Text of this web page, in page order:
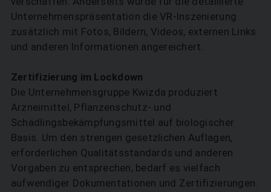
Unternehmenspräsentation die VR-Inszenierung
zusätzlich mit Fotos, Bildern, Videos, externen Links
und anderen Informationen angereichert.
Zertifizierung im Lockdown
Die Unternehmensgruppe Kwizda produziert
Arzneimittel, Pflanzenschutz- und
Schädlingsbekämpfungsmittel auf biologischer
Basis. Um den strengen gesetzlichen Auflagen,
erforderlichen Qualitätsstandards und anderen
Vorgaben zu entsprechen, bedarf es vielfach
aufwendiger Dokumentationen und Zertifizierungen.